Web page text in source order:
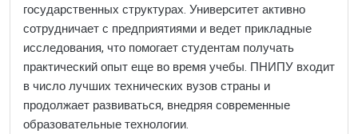
государственных структурах. Университет активно
сотрудничает с предприятиями и ведет прикладные
исследования, что помогает студентам получать
практический опыт еще во время учебы. ПНИПУ входит
в число лучших технических вузов страны и
продолжает развиваться, внедряя современные
образовательные технологии.